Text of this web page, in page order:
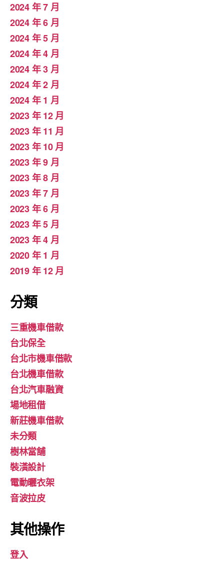
2024 年 7 月
2024 年 6 月
2024 年 5 月
2024 年 4 月
2024 年 3 月
2024 年 2 月
2024 年 1 月
2023 年 12 月
2023 年 11 月
2023 年 10 月
2023 年 9 月
2023 年 8 月
2023 年 7 月
2023 年 6 月
2023 年 5 月
2023 年 4 月
2020 年 1 月
2019 年 12 月
分類
三重機車借款
台北保全
台北市機車借款
台北機車借款
台北汽車融資
場地租借
新莊機車借款
未分類
樹林當舖
裝潢設計
電動曬衣架
音波拉皮
其他操作
登入